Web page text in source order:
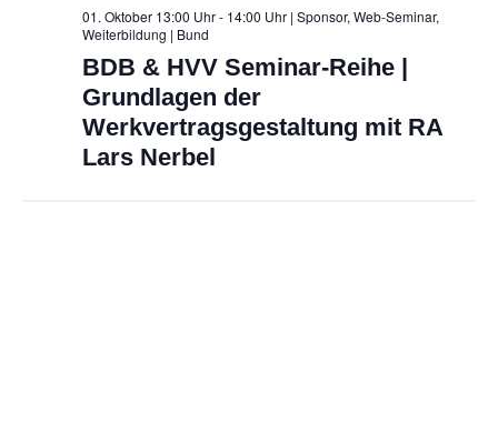
01. Oktober 13:00 Uhr - 14:00 Uhr | Sponsor, Web-Seminar,
Weiterbildung | Bund
BDB & HVV Seminar-Reihe |
Grundlagen der
Werkvertragsgestaltung mit RA
Lars Nerbel